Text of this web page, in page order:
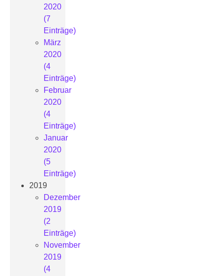
2020
(7
Einträge)
März
2020
(4
Einträge)
Februar
2020
(4
Einträge)
Januar
2020
(5
Einträge)
2019
Dezember
2019
(2
Einträge)
November
2019
(4